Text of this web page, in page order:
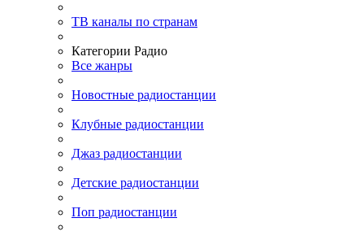
ТВ каналы по странам
Категории Радио
Все жанры
Новостные радиостанции
Клубные радиостанции
Джаз радиостанции
Детские радиостанции
Поп радиостанции